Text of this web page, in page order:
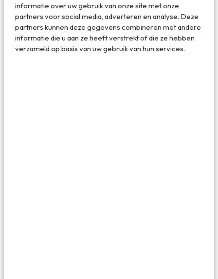
informatie over uw gebruik van onze site met onze
partners voor social media, adverteren en analyse. Deze
partners kunnen deze gegevens combineren met andere
informatie die u aan ze heeft verstrekt of die ze hebben
verzameld op basis van uw gebruik van hun services.
Aanraders zijn het fijneOasis Salinas Seain Santa Maria,
direct aan het schitterende zandstrand gelegen.